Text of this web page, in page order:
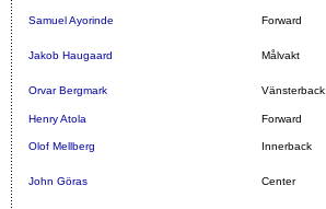
Samuel Ayorinde Forward
Jakob Haugaard Målvakt
Orvar Bergmark Vänsterback
Henry Atola Forward
Olof Mellberg Innerback
John Göras Center